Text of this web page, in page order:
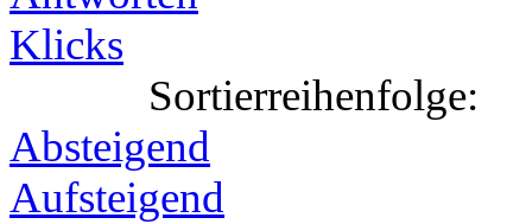
Klicks
Sortierreihenfolge:
Absteigend
Aufsteigend